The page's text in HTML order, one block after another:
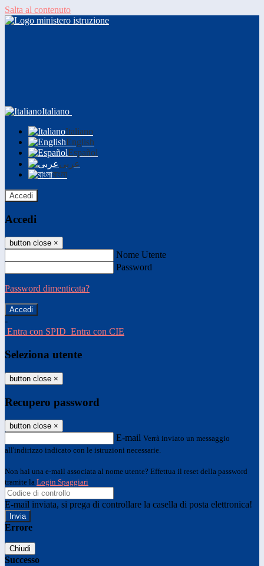
Salta al contenuto
Italiano
Italiano
English
Español
عربى
বাংলা
Accedi
Accedi
button close ×
Nome Utente
Password
Password dimenticata?
-
Entra con SPID Entra con CIE
Seleziona utente
button close ×
Recupero password
button close ×
E-mail Verrà inviato un messaggio
all'indirizzo indicato con le istruzioni necessarie.
Non hai una e-mail associata al nome utente? Effettua il reset della password
tramite la Login Spaggiari
E-mail inviata, si prega di controllare la casella di posta elettronica!
Errore
Chiudi
Successo